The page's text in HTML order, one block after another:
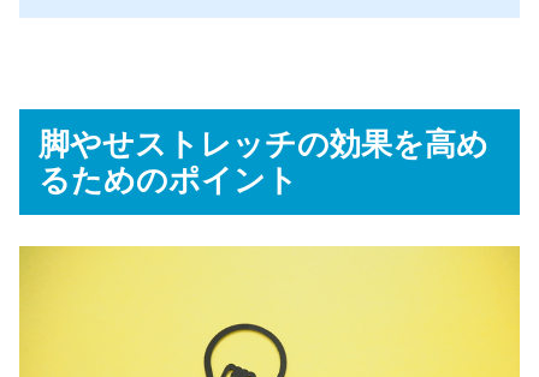
脚やせストレッチの効果を高め
るためのポイント